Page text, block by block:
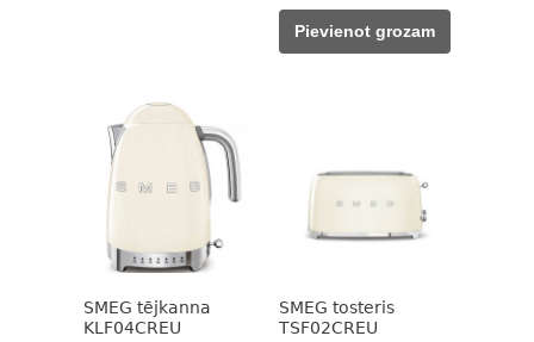
was:
507,00 €.
375,00 €.
Pievienot grozam
SMEG tējkanna
KLF04CREU
SMEG tosteris
TSF02CREU